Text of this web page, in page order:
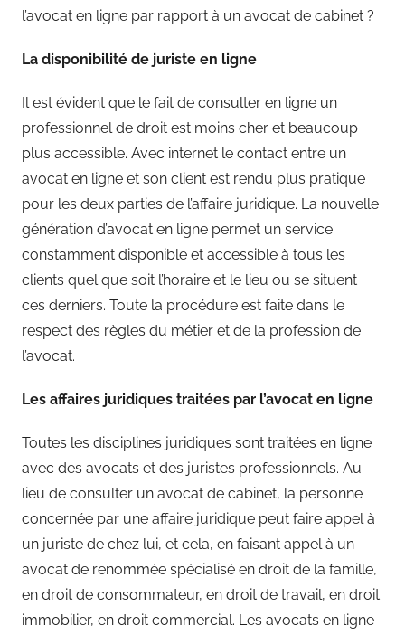
l’avocat en ligne par rapport à un avocat de cabinet ?
La disponibilité de juriste en ligne
Il est évident que le fait de consulter en ligne un
professionnel de droit est moins cher et beaucoup
plus accessible. Avec internet le contact entre un
avocat en ligne et son client est rendu plus pratique
pour les deux parties de l’affaire juridique. La nouvelle
génération d’avocat en ligne permet un service
constamment disponible et accessible à tous les
clients quel que soit l’horaire et le lieu ou se situent
ces derniers. Toute la procédure est faite dans le
respect des règles du métier et de la profession de
l’avocat.
Les affaires juridiques traitées par l’avocat en ligne
Toutes les disciplines juridiques sont traitées en ligne
avec des avocats et des juristes professionnels. Au
lieu de consulter un avocat de cabinet, la personne
concernée par une affaire juridique peut faire appel à
un juriste de chez lui, et cela, en faisant appel à un
avocat de renommée spécialisé en droit de la famille,
en droit de consommateur, en droit de travail, en droit
immobilier, en droit commercial. Les avocats en ligne